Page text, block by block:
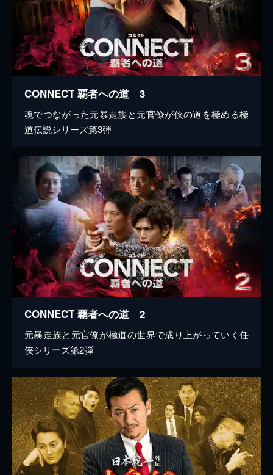
CONNECT 覇者への道 3
魂でつながった元暴走族と元官僚が侠の道を極める極
道伝説シリーズ第3弾
CONNECT 覇者への道 2
元暴走族と元官僚が極道の世界で成り上がっていく任
侠シリーズ第2弾